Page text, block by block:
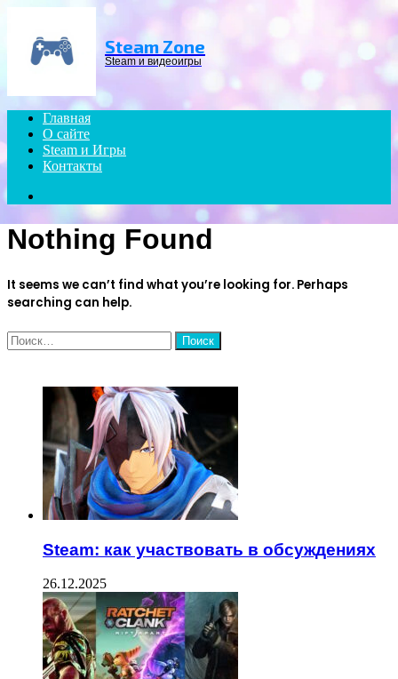
Steam Zone
Steam и видеоигры
Главная
О сайте
Steam и Игры
Контакты
Nothing Found
It seems we can’t find what you’re looking for. Perhaps
searching can help.
Найти:
Steam: как участвовать в обсуждениях
26.12.2025